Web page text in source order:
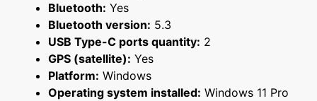
Bluetooth: Yes
Bluetooth version: 5.3
USB Type-C ports quantity: 2
GPS (satellite): Yes
Platform: Windows
Operating system installed: Windows 11 Pro